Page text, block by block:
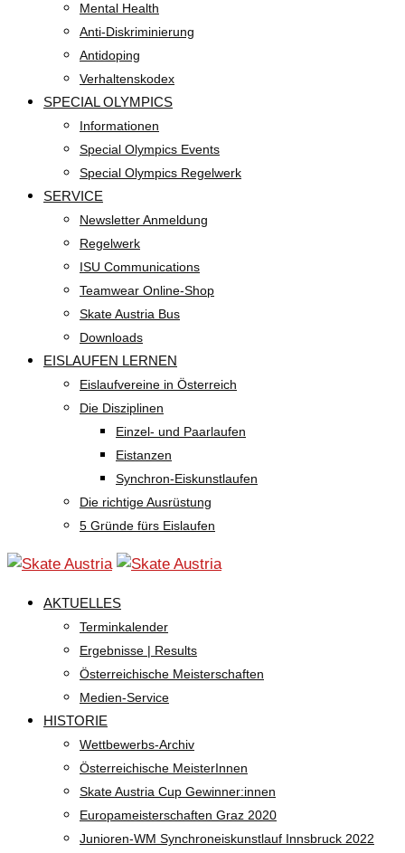
Mental Health
Anti-Diskriminierung
Antidoping
Verhaltenskodex
SPECIAL OLYMPICS
Informationen
Special Olympics Events
Special Olympics Regelwerk
SERVICE
Newsletter Anmeldung
Regelwerk
ISU Communications
Teamwear Online-Shop
Skate Austria Bus
Downloads
EISLAUFEN LERNEN
Eislaufvereine in Österreich
Die Disziplinen
Einzel- und Paarlaufen
Eistanzen
Synchron-Eiskunstlaufen
Die richtige Ausrüstung
5 Gründe fürs Eislaufen
AKTUELLES
Terminkalender
Ergebnisse | Results
Österreichische Meisterschaften
Medien-Service
HISTORIE
Wettbewerbs-Archiv
Österreichische MeisterInnen
Skate Austria Cup Gewinner:innen
Europameisterschaften Graz 2020
Junioren-WM Synchroneiskunstlauf Innsbruck 2022